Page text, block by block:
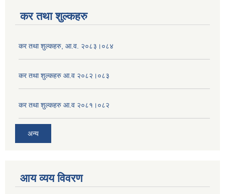
कर तथा शुल्कहरु
कर तथा शुल्कहरु, आ.व. २०८३।०८४
कर तथा शुल्कहरु आ.व २०८२।०८३
कर तथा शुल्कहरु आ.व २०८१।०८२
अन्य
आय व्यय विवरण